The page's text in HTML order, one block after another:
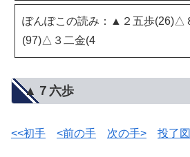
ぽんぽこの読み：▲２五歩(26)△
(97)△３二金(4
▲７六歩
<<初手 <前の手 次の手> 投了